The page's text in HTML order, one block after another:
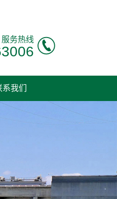
服务热线
系我们